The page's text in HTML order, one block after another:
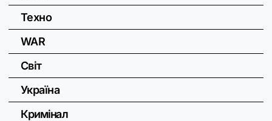
Техно
WAR
Світ
Україна
Кримінал